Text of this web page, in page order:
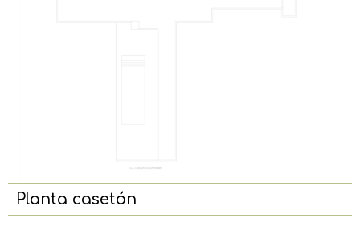
Planta casetón